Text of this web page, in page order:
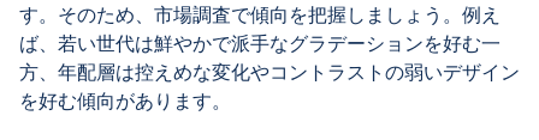
す。そのため、市場調査で傾向を把握しましょう。例え
ば、若い世代は鮮やかで派手なグラデーションを好む一
方、年配層は控えめな変化やコントラストの弱いデザイン
を好む傾向があります。